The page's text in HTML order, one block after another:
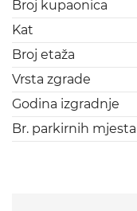
Broj kupaonica
Kat
Broj etaža
Vrsta zgrade
Godina izgradnje
Br. parkirnih mjesta